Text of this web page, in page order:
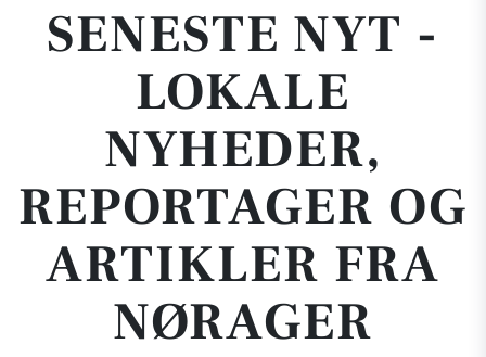
SENESTE NYT -
LOKALE
NYHEDER,
REPORTAGER OG
ARTIKLER FRA
NØRAGER